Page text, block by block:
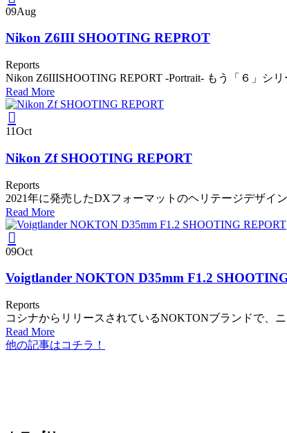
09Aug
Nikon Z6III SHOOTING REPROT
Reports
Nikon Z6IIISHOOTING REPORT -Portrait- もう「６」シ
Read More
11Oct
Nikon Zf SHOOTING REPORT
Reports
2021年に発売したDXフォーマットのヘリテージデザイ
Read More
09Oct
Voigtlander NOKTON D35mm F1.2
Reports
コシナからリリースされているNOKTONブランドで、
Read More
他の記事はコチラ！